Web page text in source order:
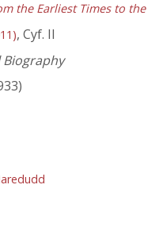
the Earliest Times to the
, Cyf. II